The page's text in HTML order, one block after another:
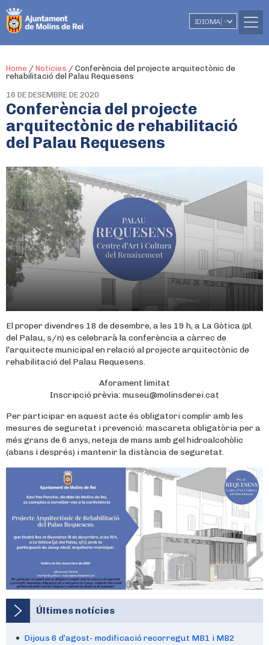
IDIOMA ▼
Home / Notícies / Conferència del projecte arquitectònic de
rehabilitació del Palau Requesens
16 DE DESEMBRE DE 2020
Conferència del projecte
arquitectònic de rehabilitació
del Palau Requesens
El proper divendres 18 de desembre, a les 19 h, a La Gòtica (pl.
del Palau, s/n) es celebrarà la conferència a càrrec de
l’arquitecte municipal en relació al projecte arquitectònic de
rehabilitació del Palau Requesens.
Aforament limitat
Inscripció prèvia: museu@molinsderei.cat
Per participar en aquest acte és obligatori complir amb les
mesures de seguretat i prevenció: mascareta obligatòria per a
més grans de 6 anys, neteja de mans amb gel hidroalcohòlic
(abans i després) i mantenir la distància de seguretat.
Últimes notícies
Dijous 6 d’agost- modificació recorregut MB1 i MB2